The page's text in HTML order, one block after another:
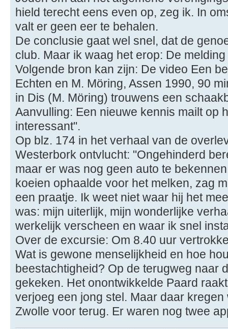
hield terecht eens even op, zeg ik. In
valt er geen eer te behalen.
De conclusie gaat wel snel, dat de
club. Maar ik waag het erop: De
Volgende bron kan zijn: De video Een
Echten en M. Möring, Assen 1990, 90
in Dis (M. Möring) trouwens een
Aanvulling: Een nieuwe kennis mailt op
interessant".
Op blz. 174 in het verhaal van de
Westerbork ontvlucht: "Ongehinderd
maar er was nog geen auto te
koeien ophaalde voor het melken, zag
een praatje. Ik weet niet waar hij het
was: mijn uiterlijk, mijn wonderlijke
werkelijk verscheen en waar ik snel
Over de excursie: Om 8.40 uur
Wat is gewone menselijkheid en hoe
beestachtigheid? Op de terugweg naar
gekeken. Het onontwikkelde Paard
verjoeg een jong stel. Maar daar
Zwolle voor terug. Er waren nog twee